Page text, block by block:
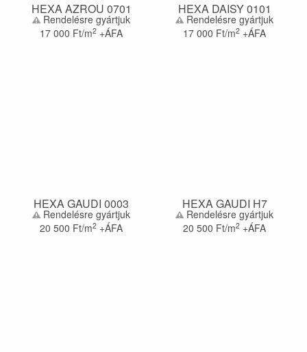
HEXA AZROU 0701
Rendelésre gyártjuk
17 000 Ft/m2 +ÁFA
HEXA DAISY 0101
Rendelésre gyártjuk
17 000 Ft/m2 +ÁFA
HEXA GAUDI 0003
Rendelésre gyártjuk
20 500 Ft/m2 +ÁFA
HEXA GAUDI H7
Rendelésre gyártjuk
20 500 Ft/m2 +ÁFA